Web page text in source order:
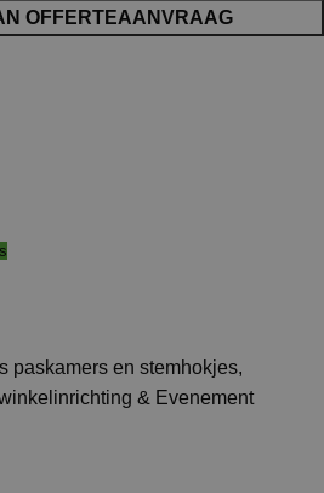
OFFERTEAANVRAAG
paskamers en stemhokjes,
& Evenement